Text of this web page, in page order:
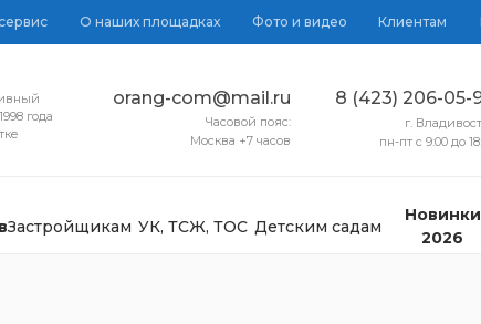
О наших площадках Фото и видео Клиентам
8 (423) 206-05-
года
orang-com@mail.ru
г.
пн-пт с 9:00 до
Часовой пояс:
Москва +7 часов
Застройщикам УК, ТСЖ, ТОС Детским садам
Новинки
2026